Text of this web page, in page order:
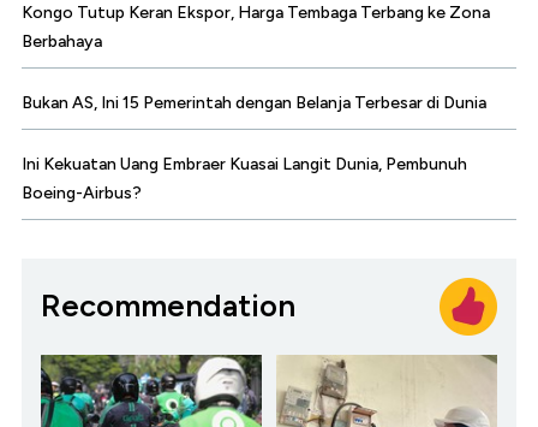
Kongo Tutup Keran Ekspor, Harga Tembaga Terbang ke Zona
Berbahaya
Bukan AS, Ini 15 Pemerintah dengan Belanja Terbesar di Dunia
Ini Kekuatan Uang Embraer Kuasai Langit Dunia, Pembunuh
Boeing-Airbus?
Recommendation